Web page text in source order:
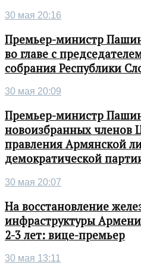
30 мая 20:16
Премьер-министр
во главе с
собрания Республики
30 мая 20:09
Премьер-министр
новоизбранных членов
правления Армянской
демократической
30 мая 20:07
На восстановление
инфраструктуры
2-3 лет: вице-премьер
30 мая 13:11